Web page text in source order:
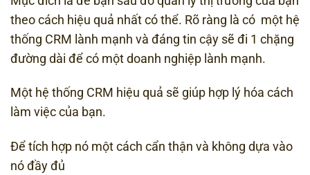
theo cách hiệu quả nhất có thể. Rõ ràng là có một hệ
thống CRM lành mạnh và đáng tin cậy sẽ đi 1 chặng
đường dài để có một doanh nghiệp lành mạnh.
Một hệ thống CRM hiệu quả sẽ giúp hợp lý hóa cách
làm việc của bạn.
Để tích hợp nó một cách cẩn thận và không dựa vào
nó đầy đủ